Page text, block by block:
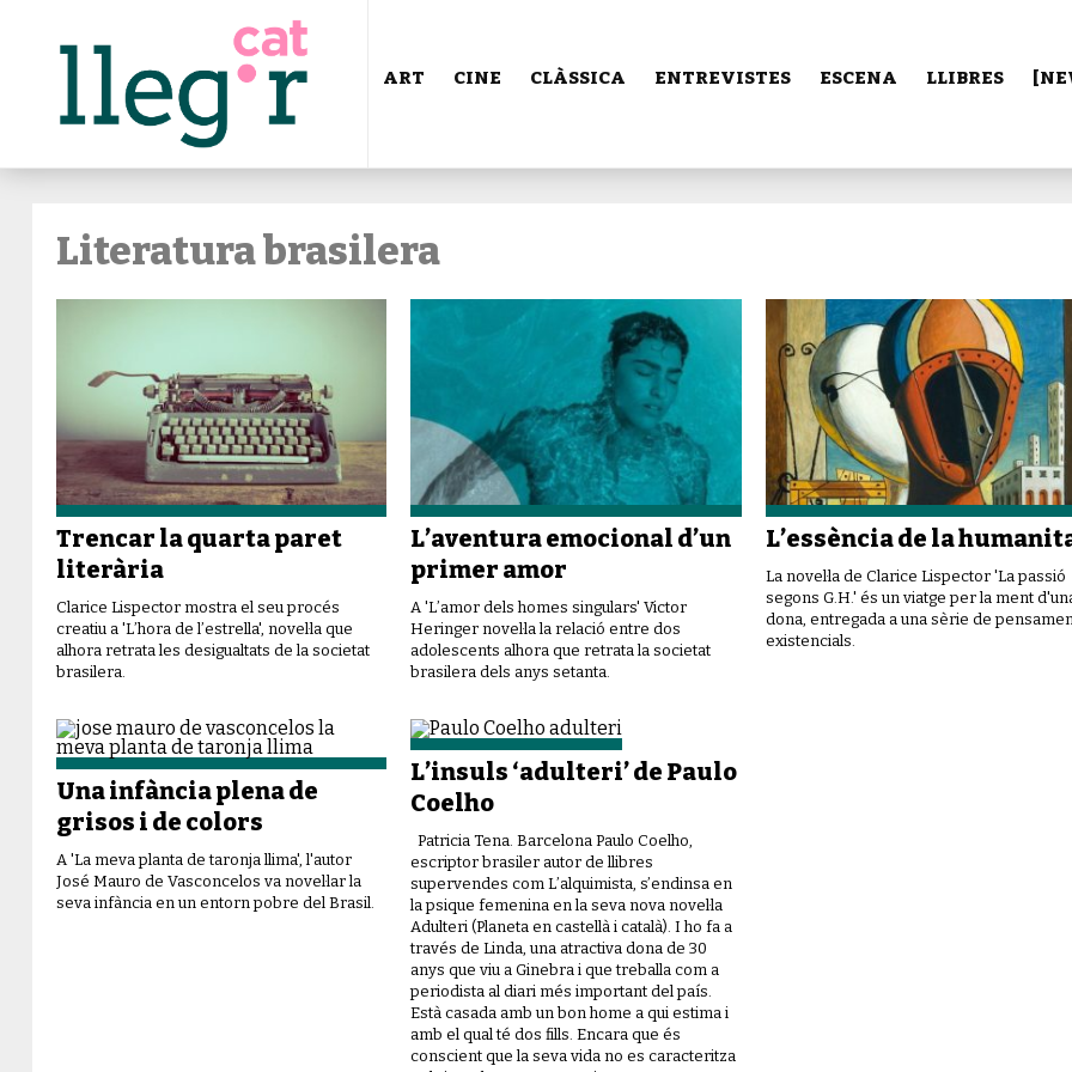
ART CINE CLÀSSICA ENTREVISTES ESCENA LLIBRES
Literatura brasilera
Trencar la quarta paret
literària
Clarice Lispector mostra el seu procés
creatiu a 'L’hora de l’estrella', novel·la que
alhora retrata les desigualtats de la societat
brasilera.
L’aventura emocional d’un
primer amor
A 'L’amor dels homes singulars' Victor
Heringer novel·la la relació entre dos
adolescents alhora que retrata la societat
brasilera dels anys setanta.
L’essència de la
La novel·la de Clarice Lispector 'La passió
segons G.H.' és un viatge per la ment
dona, entregada a una sèrie de
existencials.
Una infància plena de
grisos i de colors
A 'La meva planta de taronja llima', l'autor
José Mauro de Vasconcelos va novel·lar la
seva infància en un entorn pobre del Brasil.
L’insuls ‘adulteri’ de Paulo
Coelho
Patricia Tena. Barcelona Paulo Coelho,
escriptor brasiler autor de llibres
supervendes com L’alquimista, s’endinsa en
la psique femenina en la seva nova novel·la
Adulteri (Planeta en castellà i català). I ho fa a
través de Linda, una atractiva dona de 30
anys que viu a Ginebra i que treballa com a
periodista al diari més important del país.
Està casada amb un bon home a qui estima i
amb el qual té dos fills. Encara que és
conscient que la seva vida no es caracteritza